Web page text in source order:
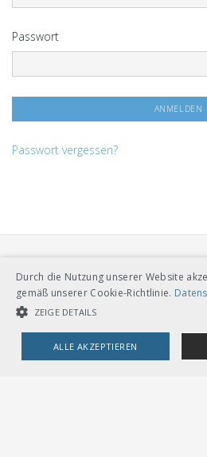
Passwort
Passwort vergessen?
VERBAND ÖFFENTLICHER VERKEHR
Dählhölzliweg 12
CH-3005 Bern
Durch die Nutzung unserer Website
gemäß unserer Cookie-Richtlinie.
ZEIGE DETAILS
ALLE AKZEPTIEREN